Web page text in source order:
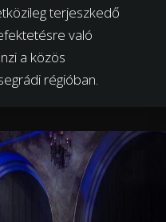
terjeszkedő
való
a közös
régióban.